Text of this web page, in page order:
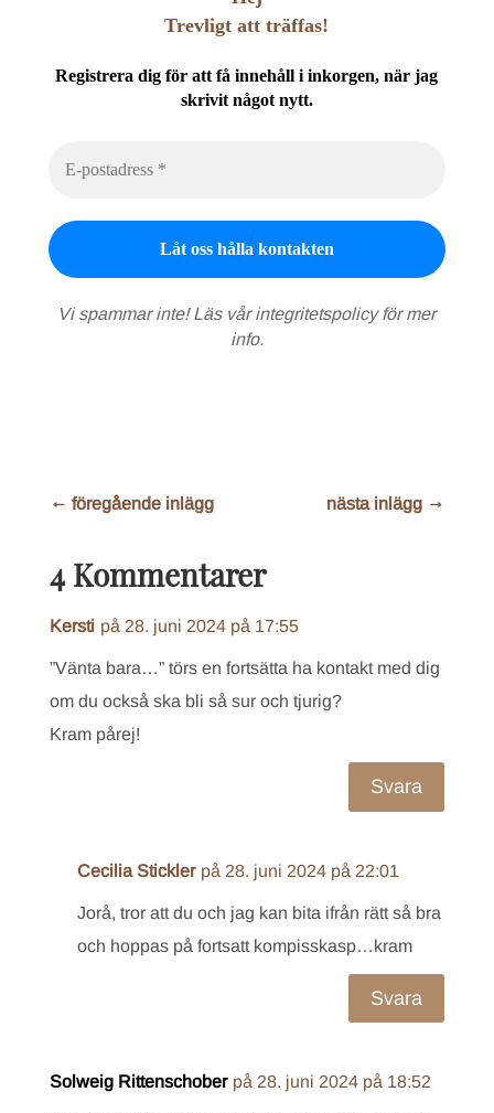
Trevligt att träffas!
Registrera dig för att få innehåll i inkorgen, när jag
skrivit något nytt.
Vi spammar inte! Läs vårintegritetspolicyför mer
info.
← föregående inlägg nästa inlägg →
4 Kommentarer
Kersti på 28. juni 2024 på 17:55
”Vänta bara…” törs en fortsätta ha kontakt med dig
om du också ska bli så sur och tjurig?
Kram pårej!
Svara
Cecilia Stickler på 28. juni 2024 på 22:01
Jorå, tror att du och jag kan bita ifrån rätt så bra
och hoppas på fortsatt kompisskasp…kram
Svara
Solweig Rittenschober på 28. juni 2024 på 18:52